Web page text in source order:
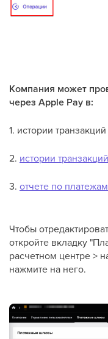
Компания может
через Apple Pay в:
1. истории
2. истории
3. отчете по платежам
Чтобы
откройте вкладку
расчетном центре >
нажмите на него.